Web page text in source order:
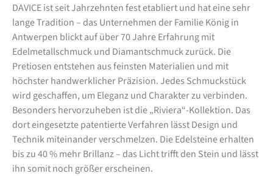
DAVICE ist seit Jahrzehnten fest etabliert und hat eine sehr
lange Tradition – das Unternehmen der Familie König in
Antwerpen blickt auf über 70 Jahre Erfahrung mit
Edelmetallschmuck und Diamantschmuck zurück. Die
Pretiosen entstehen aus feinsten Materialien und mit
höchster handwerklicher Präzision. Jedes Schmuckstück
wird geschaffen, um Eleganz und Charakter zu verbinden.
Besonders hervorzuheben ist die „Riviera“-Kollektion. Das
dort eingesetzte patentierte Verfahren lässt Design und
Technik miteinander verschmelzen. Die Edelsteine erhalten
bis zu 40 % mehr Brillanz – das Licht trifft den Stein und lässt
ihn somit noch größer erscheinen.